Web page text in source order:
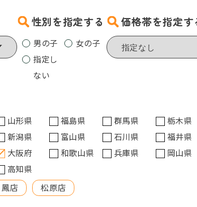
性別を指定する
男の子
女の子
指定し
ない
価格帯を指定す
山形県 福島県 群馬県
栃木県
新潟県 富山県 石川県
福井県
大阪府 和歌山県 兵庫県
岡山県
高知県
鳳店 松原店